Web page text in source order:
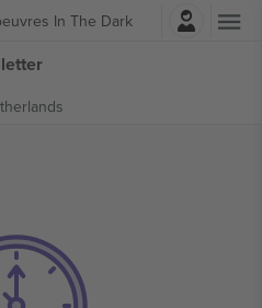
In The Dark
Logg Inn